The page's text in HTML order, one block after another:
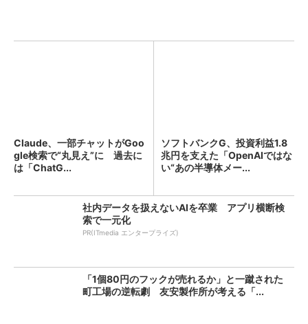
Claude、一部チャットがGoo
gle検索で“丸見え”に 過去に
は「ChatG...
ソフトバンクG、投資利益1.8
兆円を支えた「OpenAIではな
い“あの半導体メー...
社内データを扱えないAIを卒業 アプリ横断検
索で一元化
PR(ITmedia エンタープライズ)
「1個80円のフックが売れるか」と一蹴された
町工場の逆転劇 友安製作所が考える「...